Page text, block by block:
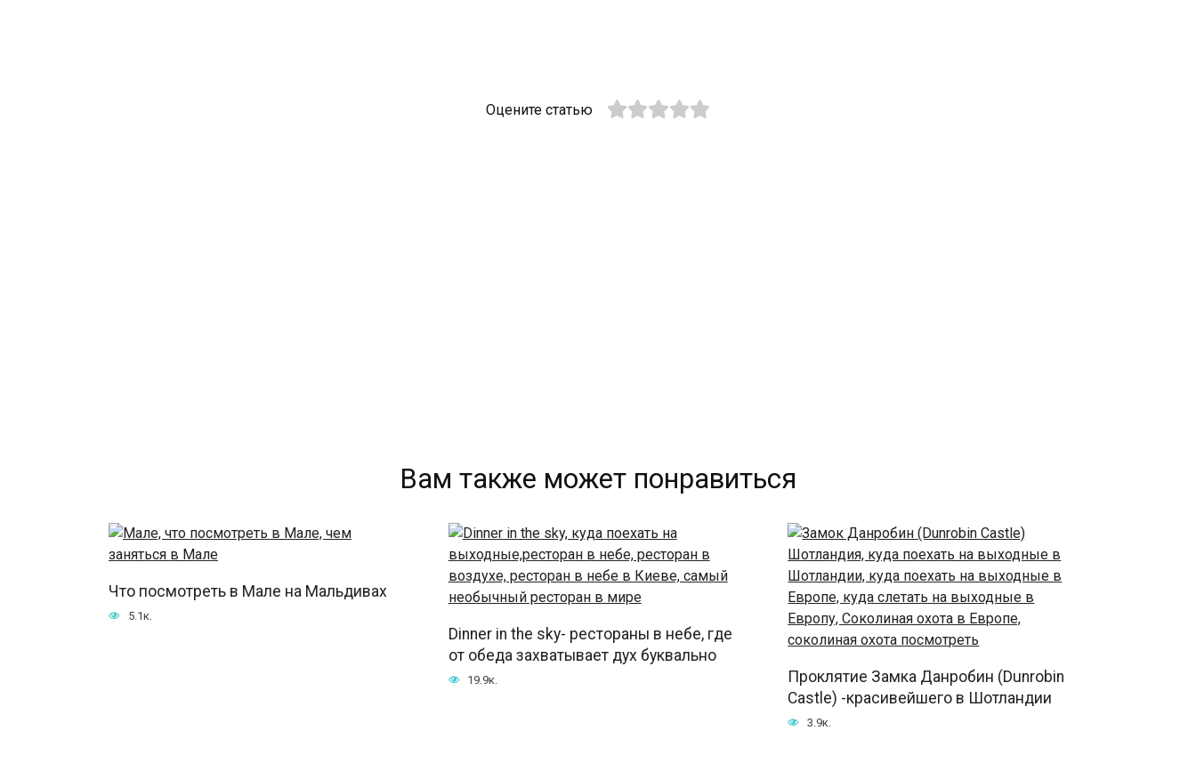
Оцените статью
Вам также может понравиться
Что посмотреть в Мале на Мальдивах
5.1к.
Dinner in the sky- рестораны в небе, где
от обеда захватывает дух буквально
19.9к.
Проклятие Замка Данробин (Dunrobin
Castle) -красивейшего в Шотландии
3.9к.